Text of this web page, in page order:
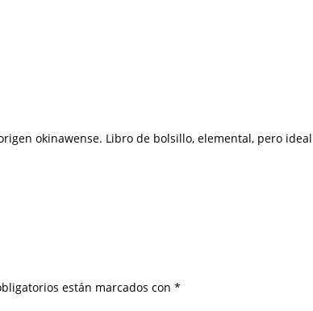
okinawense. Libro de bolsillo, elemental, pero
están marcados con *